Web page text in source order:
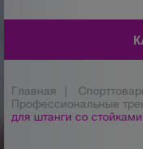
Главная
Профессиональные
для штанги со